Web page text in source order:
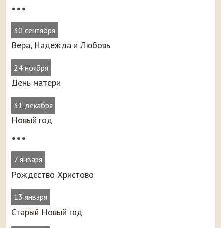
•••
30 сентября
Вера, Надежда и Любовь
24 ноября
День матери
31 декабря
Новый год
•••
7 января
Рождество Христово
13 января
Старый Новый год